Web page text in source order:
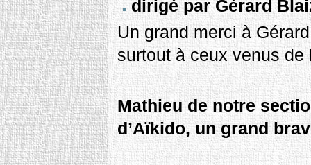
dirigé par Gérard
Un grand merci à
surtout à ceux venus de
Mathieu de notre
d’Aïkido, un grand